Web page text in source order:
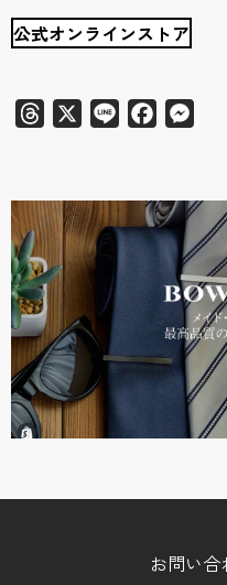
公式オンラインストア
Threads Line Facebook
お問い